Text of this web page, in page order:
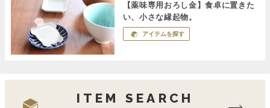
【薬味専用おろし金】食卓に置きた
い、小さな縁起物。
アイテムを探す
ITEM SEARCH